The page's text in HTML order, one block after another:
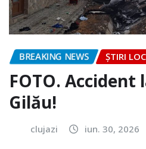
BREAKING NEWS ȘTIRI
FOTO.
Gilău!
clujazi iun. 30, 2026